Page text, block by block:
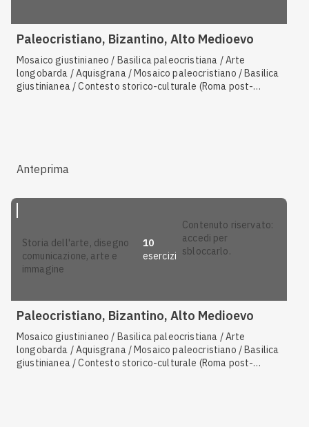
Paleocristiano, Bizantino, Alto Medioevo
Mosaico giustinianeo / Basilica paleocristiana / Arte
longobarda / Aquisgrana / Mosaico paleocristiano / Basilica
giustinianea / Contesto storico-culturale (Roma post-
Anteprima
storia dell'arte, disegno
comunicazione, arte e
immagine
10
esercizi
contenuto riservato:
accedi per
sbloccarlo.
Paleocristiano, Bizantino, Alto Medioevo
Mosaico giustinianeo / Basilica paleocristiana / Arte
longobarda / Aquisgrana / Mosaico paleocristiano / Basilica
giustinianea / Contesto storico-culturale (Roma post-